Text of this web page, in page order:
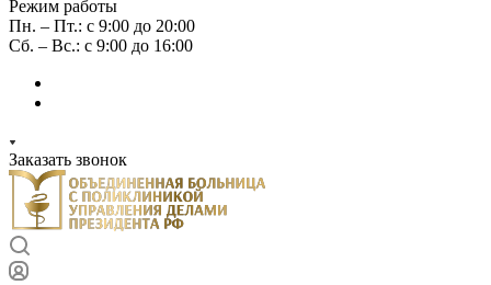
Режим работы
Пн. – Пт.: с 9:00 до 20:00
Сб. – Вс.: с 9:00 до 16:00
Заказать звонок